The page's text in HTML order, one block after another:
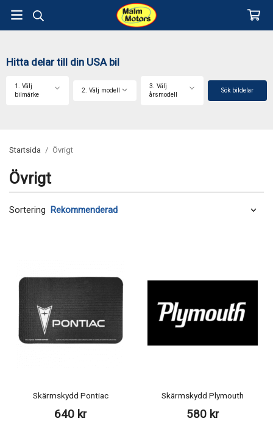
Hitta delar till din USA bil
1. Välj
bilmärke
2. Välj modell
3. Välj
årsmodell
Sök bildelar
Startsida / Övrigt
Övrigt
Sortering
Skärmskydd Pontiac
640 kr
Skärmskydd Plymouth
580 kr